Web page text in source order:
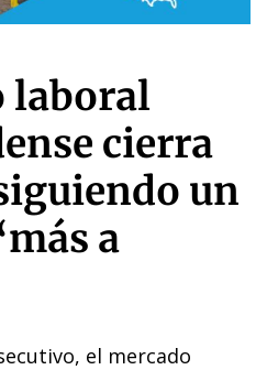
laboral
cierra
un
a
el mercado